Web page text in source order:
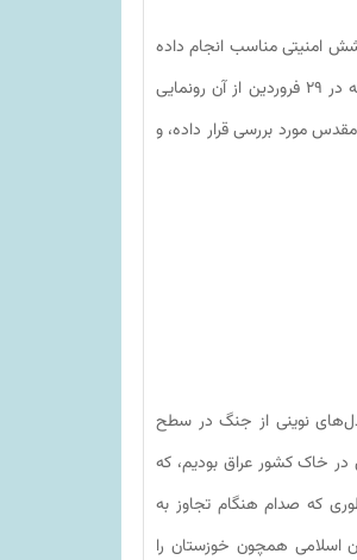
امنیتی مناسب انجام داده
ایم، تصریح کرد: ما در حوزه سخت‌افزاری متناسب با نوع تهدیدات تسلیحات جدیدی را ساخته‌ایم که در ۲۹ فروردین از آن رونمایی
مورد بررسی قرار داده، و
مدل‌های نوینی از جنگ در سطح
خاک کشور عراق بودیم، که
که صدام هنگام تجاوز به
اسلامی همچون خوزستان را